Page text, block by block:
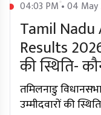
04:03 PM • 04
Tamil
Results
की स्थिति-
तमिलनाडु
उम्मीदवारों की